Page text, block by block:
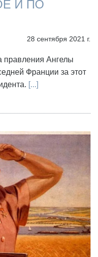
И ПО
28 сентября 2021 г.
правления Ангелы
Франции за этот
[...]